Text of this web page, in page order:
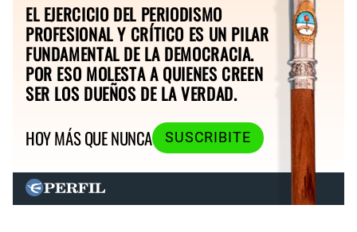
EL EJERCICIO DEL PERIODISMO
PROFESIONAL Y CRÍTICO ES UN PILAR
FUNDAMENTAL DE LA DEMOCRACIA.
POR ESO MOLESTA A QUIENES CREEN
SER LOS DUEÑOS DE LA VERDAD.
HOY MÁS QUE NUNCA
SUSCRIBITE